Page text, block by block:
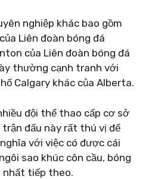
nghiệp khác bao gồm
Liên đoàn bóng đá
của Liên đoàn bóng đá
thường cạnh tranh với
Calgary khác của Alberta.
đội thể thao cấp cơ sở
đấu này rất thú vị để
với việc có được cái
sao khúc côn cầu, bóng
nhất tiếp theo.